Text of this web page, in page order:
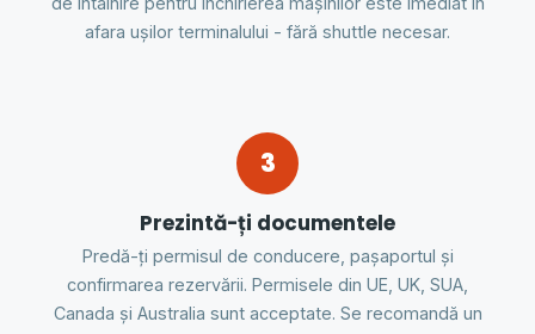
afara ușilor terminalului - fără shuttle necesar.
3
Prezintă-ți documentele
Predă-ți permisul de conducere, pașaportul și
confirmarea rezervării. Permisele din UE, UK, SUA,
Canada și Australia sunt acceptate. Se recomandă un